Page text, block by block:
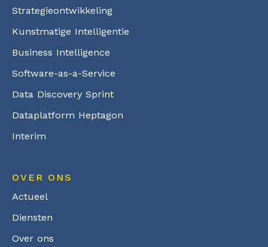
Strategieontwikkeling
Kunstmatige Intelligentie
Business Intelligence
Software-as-a-Service
Data Discovery Sprint
Dataplatform Heptagon
Interim
OVER ONS
Actueel
Diensten
Over ons